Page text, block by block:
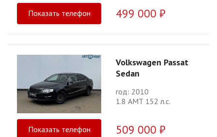
Показать телефон 499 000 ₽
Volkswagen Passat
Sedan
год: 2010
1.8 АМТ 152 л.с.
Показать телефон 509 000 ₽